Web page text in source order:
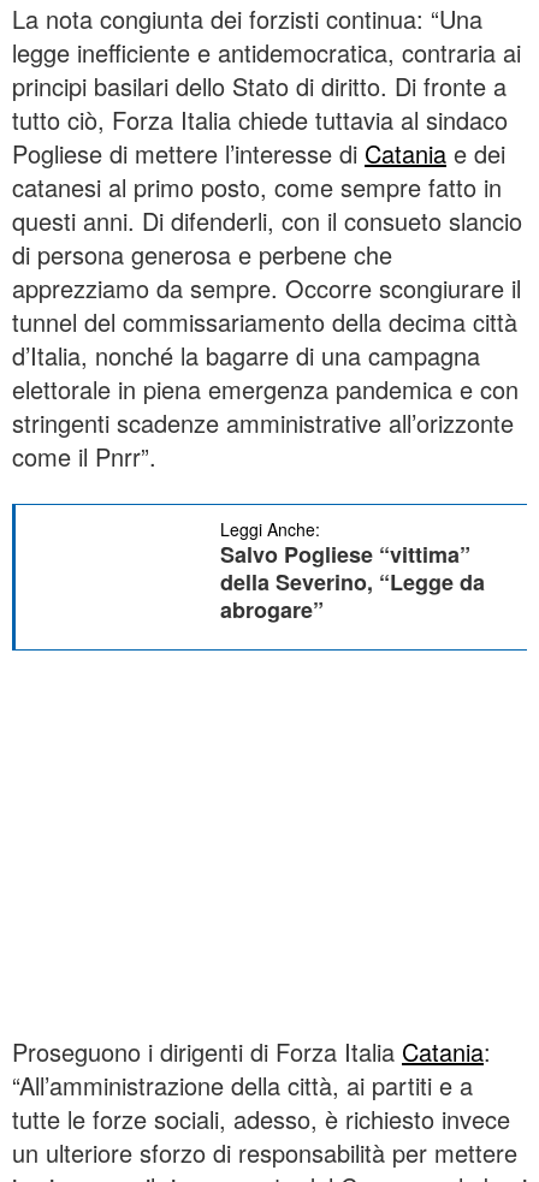
La nota congiunta dei forzisti continua: “Una
legge inefficiente e antidemocratica, contraria ai
principi basilari dello Stato di diritto. Di fronte a
tutto ciò, Forza Italia chiede tuttavia al sindaco
Pogliese di mettere l’interesse di Catania e dei
catanesi al primo posto, come sempre fatto in
questi anni. Di difenderli, con il consueto slancio
di persona generosa e perbene che
apprezziamo da sempre. Occorre scongiurare il
tunnel del commissariamento della decima città
d’Italia, nonché la bagarre di una campagna
elettorale in piena emergenza pandemica e con
stringenti scadenze amministrative all’orizzonte
come il Pnrr”.
Leggi Anche:
Salvo Pogliese “vittima”
della Severino, “Legge da
abrogare”
Proseguono i dirigenti di Forza Italia Catania:
“All’amministrazione della città, ai partiti e a
tutte le forze sociali, adesso, è richiesto invece
un ulteriore sforzo di responsabilità per mettere